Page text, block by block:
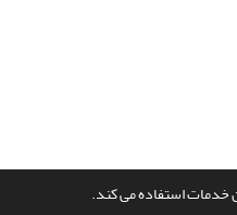
خدمات استفاده می کند.
سیناوب